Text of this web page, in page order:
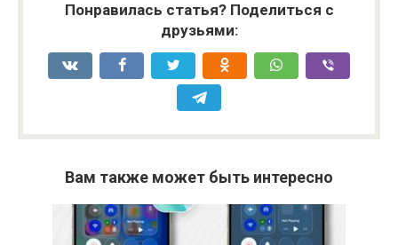
Понравилась статья? Поделиться с
друзьями:
Вам также может быть интересно